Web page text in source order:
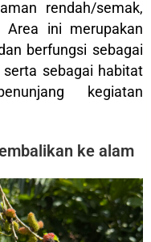
rendah/semak,
ini merupakan
berfungsi sebagai
sebagai habitat
kegiatan
ke alam